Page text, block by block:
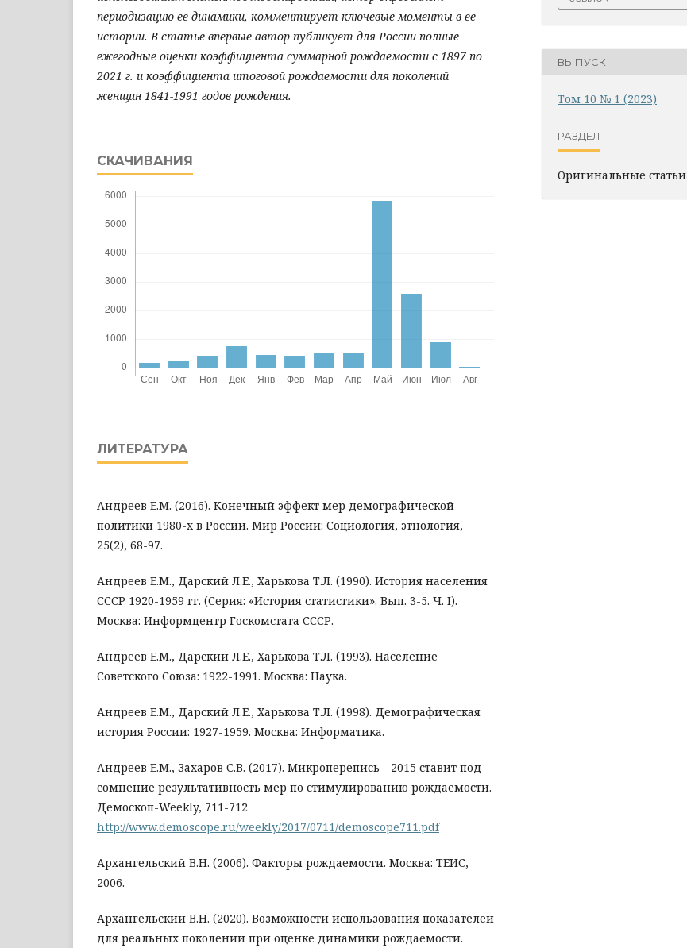
периодизацию ее динамики, комментирует ключевые моменты в ее
истории. В статье впервые автор публикует для России полные
ежегодные оценки коэффициента суммарной рождаемости с 1897 по
2021 г. и коэффициента итоговой рождаемости для поколений
женщин 1841-1991 годов рождения.
СКАЧИВАНИЯ
ЛИТЕРАТУРА
Андреев Е.М. (2016). Конечный эффект мер демографической
политики 1980-х в России. Мир России: Социология, этнология,
25(2), 68-97.
Андреев Е.М., Дарский Л.Е., Харькова Т.Л. (1990). История населения
СССР 1920-1959 гг. (Серия: «История статистики». Вып. 3-5. Ч. I).
Москва: Информцентр Госкомстата СССР.
Андреев Е.М., Дарский Л.Е., Харькова Т.Л. (1993). Население
Советского Союза: 1922-1991. Москва: Наука.
Андреев Е.М., Дарский Л.Е., Харькова Т.Л. (1998). Демографическая
история России: 1927-1959. Москва: Информатика.
Андреев Е.М., Захаров С.В. (2017). Микроперепись - 2015 ставит под
сомнение результативность мер по стимулированию рождаемости.
Демоскоп-Weekly, 711-712
http://www.demoscope.ru/weekly/2017/0711/demoscope711.pdf
Архангельский В.Н. (2006). Факторы рождаемости. Москва: ТЕИС,
2006.
Архангельский В.Н. (2020). Возможности использования показателей
для реальных поколений при оценке динамики рождаемости.
ВЫПУСК
Том 10 № 1 (2023)
РАЗДЕЛ
Оригинальные статьи